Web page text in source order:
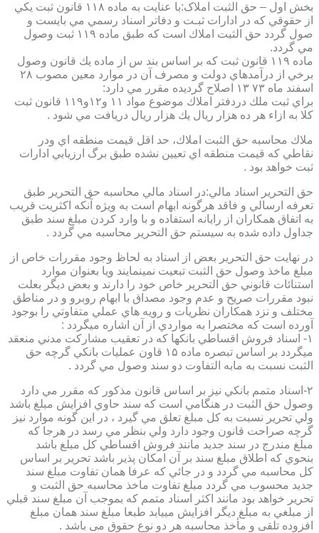
بخش اول – حق الثبت املاک:با عنايت به ماده ۱۱۸ قانون ثبت يكي
از حقوقي كه در ادارات ثبـت و دفاتر اسناد رسمي مي بايست و
صول گردد حق الثبت املاك است كه طبق ماده ۱۱۹ ثبت وصول
مي گردد.
ماده ۱۱۹ قانون ثبت كه بر اساس بند س از ماده يك قانون وصول
برخي از درآمدهاي دولت و مصرف آن در موارد معين مصوب ۲۸
اسفند ماه ۷۳ ۱۳ اصلاح گرديده مقرر مي دارد:
براي ثبت ملك دردفتر املاك موضوع مواد ۱۱ و۱۲و۱۱۹ قانون ثبت
كلا به ازاء هر ده هزار ريال يك هزار ريال دريافت مي شود .
ملاك محاسبه حق الثبت املاك، حد اقل قيمت منطقه اي ودر
نقاطي كه قيمت منطقه اي تعيين نشده طبق برگ ارزيابي ادارات
ثبت خواهد بود .
حق التحرير اسناد مالي:در اسناد مالي محاسبه حق التحرير طبق
تعرفه ارسالي و فاقد هرگونه ابهام است به ويژه آنكه اكثريت قريب
به اتفاق همكاران از رايانه استفاده و با وارد كردن مبلغ سند طبق
جداول داده شده به سيستم حق التحرير محاسبه مي گردد .
در نهايت حق التحرير بعض از اسناد به لحاظ وجود مقررات خاص از
مبلغ ماخذ وصول حق الثبت تبعيت نمينمايند ويا بعنوان موارد
استنائات قانوني حق التحرير خاص خود را دارند و بعض ديگر بعلت
نبود مقررات صريح و عدم وجود مصداق با ابهام روبرو و در مناطق
مختلف و نزد همكاران نظريات و رويه هاي عملي متفاوتي را بوجود
آورده است كه مختصرا به مواردي از آن اشاره ميگردد :
۱- اسناد فروش اقساطي بانكها كه در تعقيب مشاركت مدني منعقد
ميگردد بر اساس تبصره ماده ۱۵ قاون عمليات بانكي گرچه حق
الثبت نسبت به مابه التفاوت دو سند وصول مي گردد .
۲-اسناد متمم بانكي نيز بر اساس قانون مذكور كه مقرر مي دارد
وصول حق الثبت در هنگامي است كه سند حاوي افزايش مبلغ باشد
ولي تحرير نسبت به كل مبلغ تعلق مي گيرد ، در اين گونه موارد نيز
گرچه صراحت قانون وجود دارد ولي بنظر مي رسد در هرجا كه
مبلغ مندرج در سند جديد مانند فروش اقساطي كل مبلغ باشد
بنحوي كه اطلاق مبلغ سند بر آن امكان پذير باشد تحرير بر اساس
كل محاسبه مي گردد و در جائي كه عرفا همان تفاوت مبلغ سند
جديد محسوب مي گردد مبلغ تفاوت ماخذ محاسبه حق الثبت و
تحرير خواهد بود مانند اكثر اسناد متمم كه بموجب آن مبلغ سند قبلي
از مبلغي به مبلغ ديگر افزايش مييابد طبعا مبلغ سند همان مبلغ
افزوده تلقی و مأخذ محاسبه هر دو نوع حقوق می باشد .